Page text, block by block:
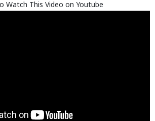
Watch This Video on Youtube